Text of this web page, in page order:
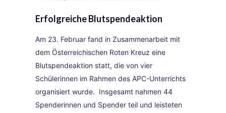
Erfolgreiche Blutspendeaktion
Am 23. Februar fand in Zusammenarbeit mit
dem Österreichischen Roten Kreuz eine
Blutspendeaktion statt, die von vier
Schülerinnen im Rahmen des APC-Unterrichts
organisiert wurde. Insgesamt nahmen 44
Spenderinnen und Spender teil und leisteten